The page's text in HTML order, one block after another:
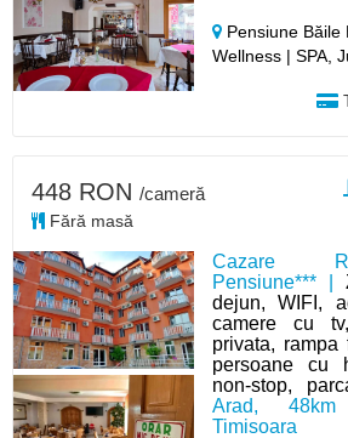
Pensiune
Wellness | SPA,
Cazare
Pensiune*** |
dejun, WIFI,
camere cu
privata, rampa
persoane cu
non-stop,
Arad,
Timisoara
448 RON /cameră
Fără masă